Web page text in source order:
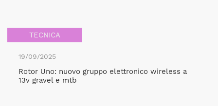
TECNICA
19/09/2025
Rotor Uno: nuovo gruppo elettronico wireless a
13v gravel e mtb